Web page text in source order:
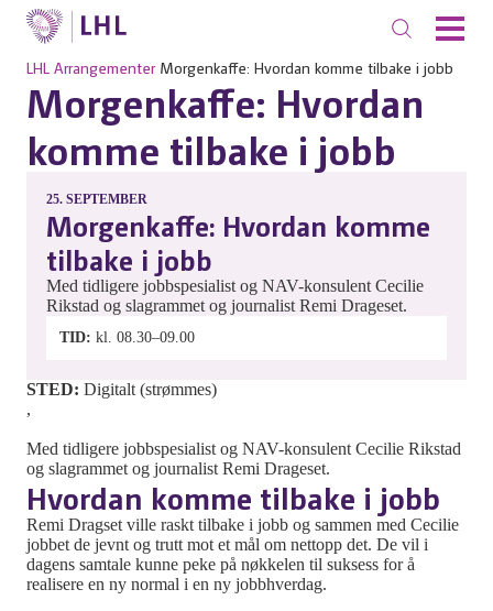
LHL Arrangementer Morgenkaffe: Hvordan komme tilbake i jobb
Morgenkaffe: Hvordan
komme tilbake i jobb
25. SEPTEMBER
Morgenkaffe: Hvordan komme
tilbake i jobb
Med tidligere jobbspesialist og NAV-konsulent Cecilie
Rikstad og slagrammet og journalist Remi Drageset.
TID kl. 08.30–09.00
STED: Digitalt (strømmes)
,
Med tidligere jobbspesialist og NAV-konsulent Cecilie Rikstad
og slagrammet og journalist Remi Drageset.
Hvordan komme tilbake i jobb
Remi Dragset ville raskt tilbake i jobb og sammen med Cecilie
jobbet de jevnt og trutt mot et mål om nettopp det. De vil i
dagens samtale kunne peke på nøkkelen til suksess for å
realisere en ny normal i en ny jobbhverdag.